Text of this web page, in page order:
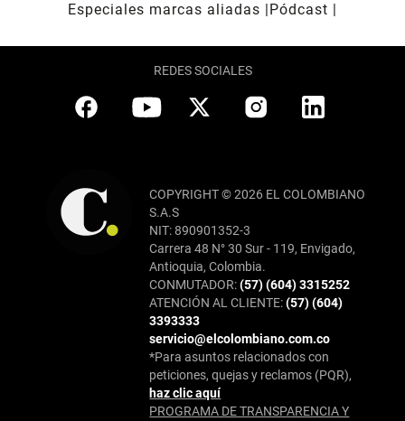
Especiales marcas aliadas
Pódcast
REDES SOCIALES
COPYRIGHT © 2026 EL COLOMBIANO
S.A.S
NIT: 890901352-3
Carrera 48 N° 30 Sur - 119, Envigado,
Antioquia, Colombia.
CONMUTADOR:(57) (604) 3315252
ATENCIÓN AL CLIENTE:(57) (604)
3393333
servicio@elcolombiano.com.co
*Para asuntos relacionados con
peticiones, quejas y reclamos (PQR),
haz clic aquí
PROGRAMA DE TRANSPARENCIA Y